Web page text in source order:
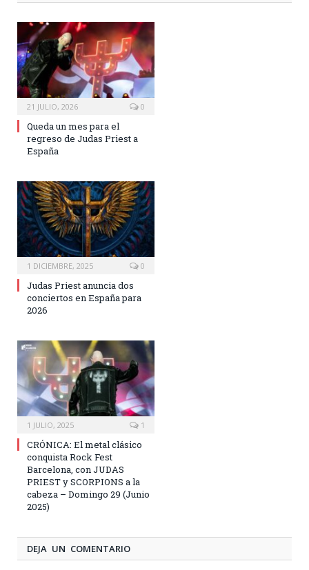
21 JULIO, 2026 0
Queda un mes para el
regreso de Judas Priest a
España
1 DICIEMBRE, 2025 0
Judas Priest anuncia dos
conciertos en España para
2026
1 JULIO, 2025 1
CRÓNICA: El metal clásico
conquista Rock Fest
Barcelona, con JUDAS
PRIEST y SCORPIONS a la
cabeza – Domingo 29 (Junio
2025)
DEJA UN COMENTARIO